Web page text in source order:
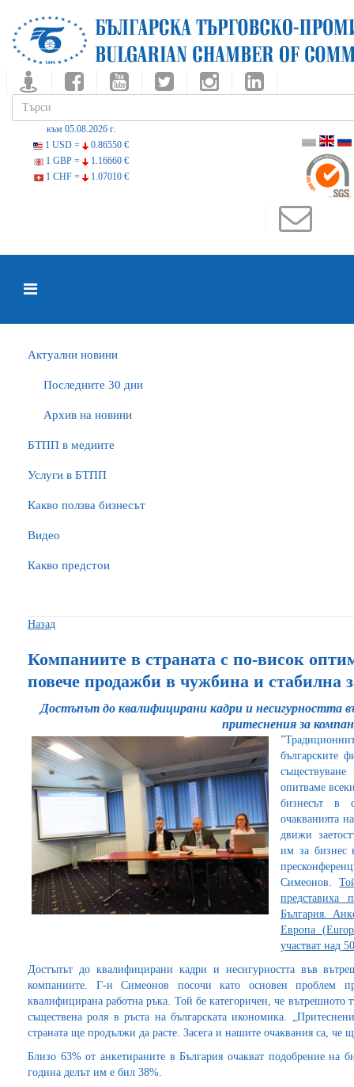
към 05.08.2026 г.
1 USD =
0.86550 €
1 GBP =
1.16660 €
1 CHF =
1.07010 €
Актуални новини
Последните 30 дни
Архив на новини
БTПП в медиите
Услуги в БТПП
Какво ползва бизнесът
Видео
Какво предстои
Назад
Компаниите в страната с по-висок
повече продажби в чужбина и стабилна
Достъпът до квалифицирани кадри и несигурността
притеснения за
българските
съществуване
опитваме
бизнесът в
очакванията
движи
им за бизнес
Симеонов.
България.
Европа
участват над
Достъпът до квалифицирани кадри и несигурността във
компаниите. Г-н Симеонов посочи като основен проблем
квалифицирана работна ръка. Той бе категоричен, че вътрешното
съществена роля в ръста на българската икономика.
страната ще продължи да расте. Засега и нашите очаквания са,
Близо 63% от анкетираните в България очакват подобрение на
година делът им е бил 38%.